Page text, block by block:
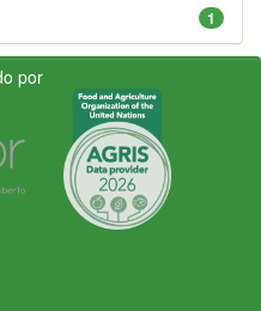
1
por